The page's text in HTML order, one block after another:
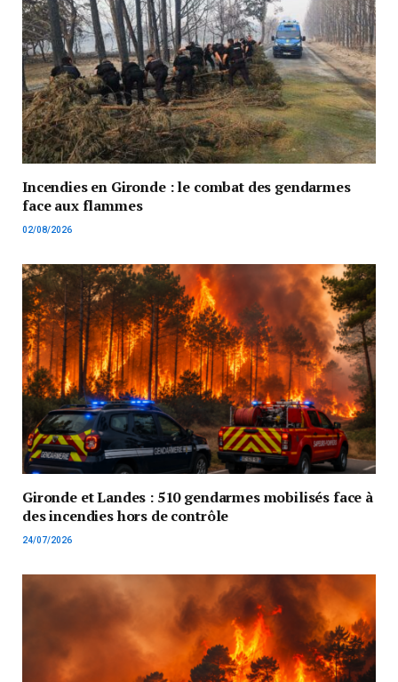
Incendies en Gironde : le combat des gendarmes
face aux flammes
02/08/2026
Gironde et Landes : 510 gendarmes mobilisés face à
des incendies hors de contrôle
24/07/2026